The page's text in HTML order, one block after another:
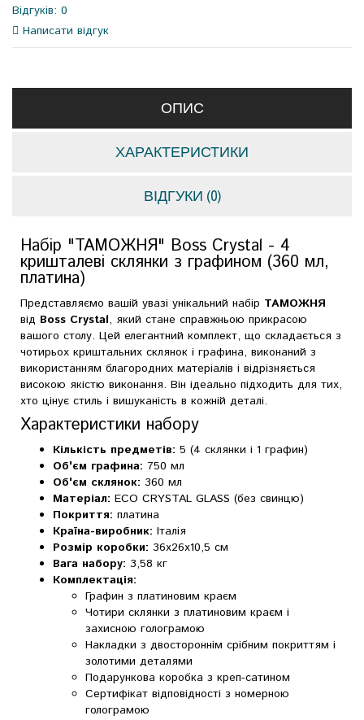
Відгуків: 0
Написати відгук
ОПИС
ХАРАКТЕРИСТИКИ
ВІДГУКИ (0)
Набір "ТАМОЖНЯ" Boss Crystal - 4
кришталеві склянки з графином (360 мл,
платина)
Представляємо вашій увазі унікальний набір ТАМОЖНЯ
від Boss Crystal, який стане справжньою прикрасою
вашого столу. Цей елегантний комплект, що складається з
чотирьох криштальних склянок і графина, виконаний з
використанням благородних матеріалів і відрізняється
високою якістю виконання. Він ідеально підходить для тих,
хто цінує стиль і вишуканість в кожній деталі.
Характеристики набору
Кількість предметів: 5 (4 склянки і 1 графин)
Об'єм графина: 750 мл
Об'єм склянок: 360 мл
Матеріал: ECO CRYSTAL GLASS (без свинцю)
Покриття: платина
Країна-виробник: Італія
Розмір коробки: 36х26х10,5 см
Вага набору: 3,58 кг
Комплектація:
Графин з платиновим краєм
Чотири склянки з платиновим краєм і
захисною голограмою
Накладки з двостороннім срібним покриттям і
золотими деталями
Подарункова коробка з креп-сатином
Сертифікат відповідності з номерною
голограмою